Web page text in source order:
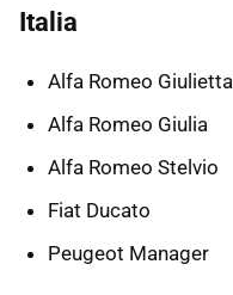
Italia
Alfa Romeo Giulietta
Alfa Romeo Giulia
Alfa Romeo Stelvio
Fiat Ducato
Peugeot Manager